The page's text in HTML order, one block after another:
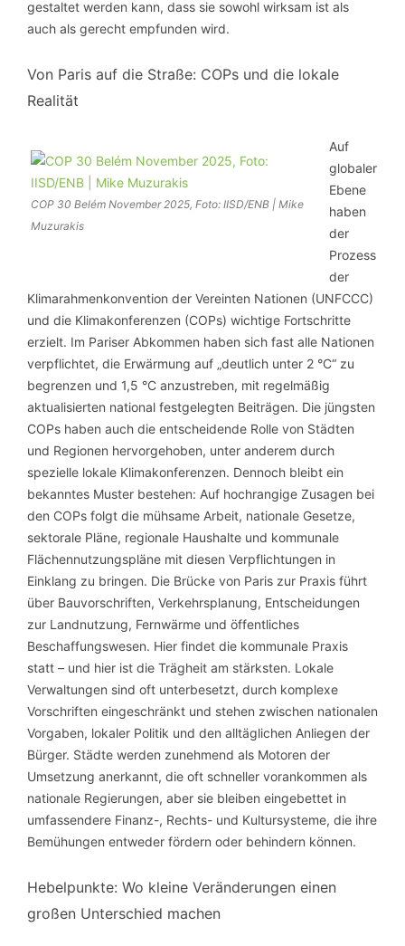
gestaltet werden kann, dass sie sowohl wirksam ist als
auch als gerecht empfunden wird.
Von Paris auf die Straße: COPs und die lokale
Realität
COP 30 Belém November 2025, Foto: IISD/ENB | Mike
Muzurakis
Auf
globaler
Ebene
haben
der
Prozess
der
Klimarahmenkonvention der Vereinten Nationen (UNFCCC)
und die Klimakonferenzen (COPs) wichtige Fortschritte
erzielt. Im Pariser Abkommen haben sich fast alle Nationen
verpflichtet, die Erwärmung auf „deutlich unter 2 °C“ zu
begrenzen und 1,5 °C anzustreben, mit regelmäßig
aktualisierten national festgelegten Beiträgen. Die jüngsten
COPs haben auch die entscheidende Rolle von Städten
und Regionen hervorgehoben, unter anderem durch
spezielle lokale Klimakonferenzen. Dennoch bleibt ein
bekanntes Muster bestehen: Auf hochrangige Zusagen bei
den COPs folgt die mühsame Arbeit, nationale Gesetze,
sektorale Pläne, regionale Haushalte und kommunale
Flächennutzungspläne mit diesen Verpflichtungen in
Einklang zu bringen. Die Brücke von Paris zur Praxis führt
über Bauvorschriften, Verkehrsplanung, Entscheidungen
zur Landnutzung, Fernwärme und öffentliches
Beschaffungswesen. Hier findet die kommunale Praxis
statt – und hier ist die Trägheit am stärksten. Lokale
Verwaltungen sind oft unterbesetzt, durch komplexe
Vorschriften eingeschränkt und stehen zwischen nationalen
Vorgaben, lokaler Politik und den alltäglichen Anliegen der
Bürger. Städte werden zunehmend als Motoren der
Umsetzung anerkannt, die oft schneller vorankommen als
nationale Regierungen, aber sie bleiben eingebettet in
umfassendere Finanz-, Rechts- und Kultursysteme, die ihre
Bemühungen entweder fördern oder behindern können.
Hebelpunkte: Wo kleine Veränderungen einen
großen Unterschied machen